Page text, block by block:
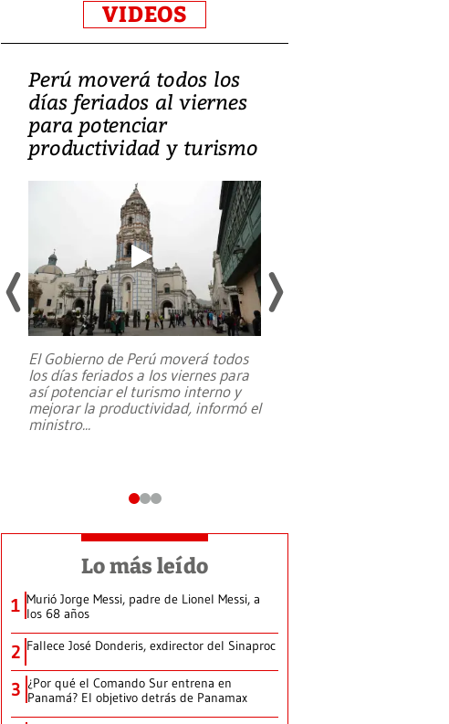
VIDEOS
Perú moverá todos los
días feriados al viernes
para potenciar
productividad y turismo
El Gobierno de Perú moverá todos
los días feriados a los viernes para
así potenciar el turismo interno y
mejorar la productividad, informó el
ministro...
Lo más leído
1 Murió Jorge Messi, padre de Lionel Messi, a
los 68 años
2 Fallece José Donderis, exdirector del Sinaproc
3 ¿Por qué el Comando Sur entrena en
Panamá? El objetivo detrás de Panamax